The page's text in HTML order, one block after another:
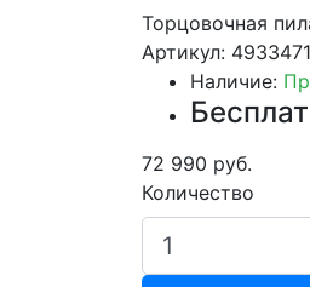
Торцовочная
Артикул:
Наличие:
72 990 руб.
Количество